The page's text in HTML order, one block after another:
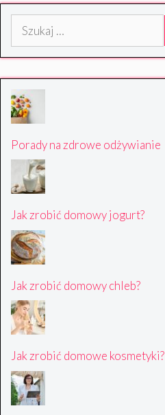
Szukaj:
Porady na zdrowe odżywianie
Jak zrobić domowy jogurt?
Jak zrobić domowy chleb?
Jak zrobić domowe kosmetyki?